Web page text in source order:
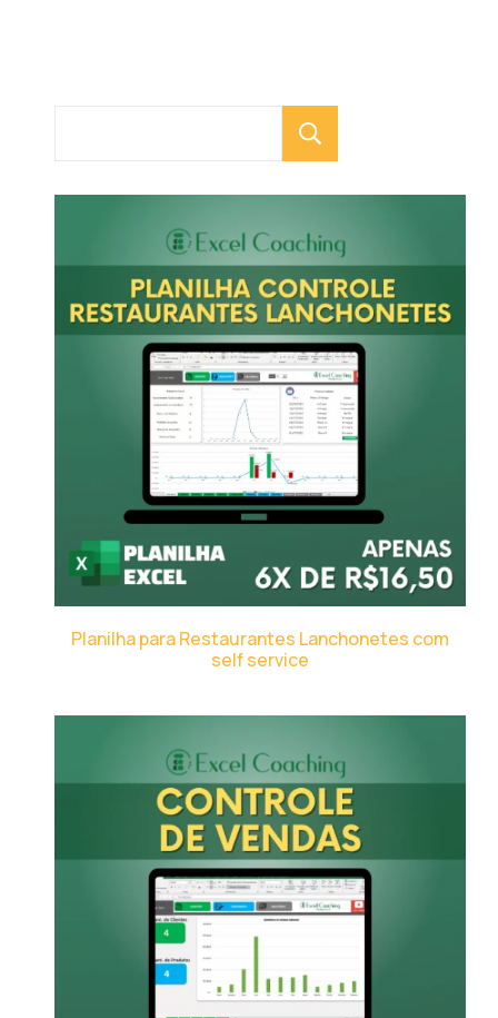
Planilha para Restaurantes Lanchonetes com
self service